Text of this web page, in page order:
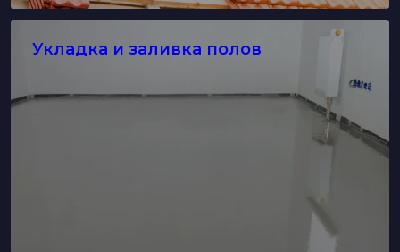
Укладка и заливка полов